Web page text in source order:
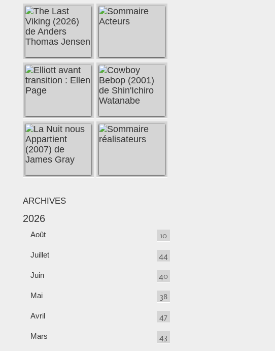
ARCHIVES
2026
Août 10
Juillet 44
Juin 40
Mai 38
Avril 47
Mars 43